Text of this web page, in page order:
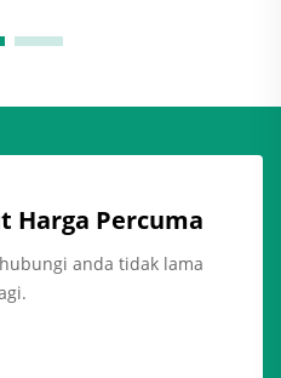
Harga Percuma
anda tidak lama